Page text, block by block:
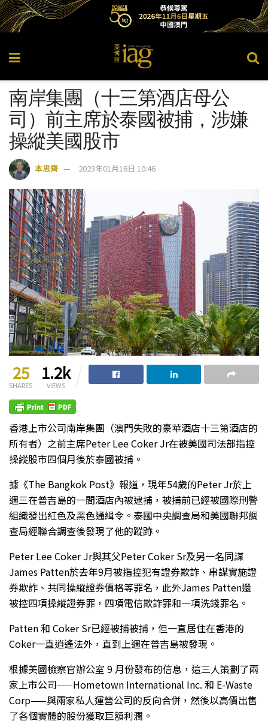
南岸集團（十三第酒店母公
司）前主席於泰國被捕，涉嫌
操縱美國股市
本思齊 2023年01月16日 10:46
25
SHARES
1.2k
VIEWS
香港上市公司南岸集團（澳門失敗的豪華酒店十三第酒店的
所有者）之前主席Peter Lee Coker Jr在被美國司法部指控
操縱股市四個月後於泰國被捕。
據《The Bangkok Post》報道，現年54歲的Peter Jr於上
週三在普吉島的一間酒店內被逮捕，被捕前已經被國際刑警
組織發出紅色及黑色通緝令。泰國中央調查局和美國聯邦調
查局經聯合調查後發現了他的蹤跡。
Peter Lee Coker Jr與其父Peter Coker Sr及另一名同謀
James Patten於去年9月被指控犯有證券欺詐、串謀實施證
券欺詐、共同操縱證券價格等罪名，此外James Patten還
被控四項操縱證券罪，四項電信欺詐罪和一項洗錢罪名。
Patten 和 Coker Sr已經被捕被捕，但一直居住在香港的
Coker一直逍遙法外，直到上週在普吉島被發現。
根據美國檢察官辦公室 9 月份發布的信息，這三人策劃了兩
家上市公司——Hometown International Inc. 和 E-Waste
Corp——與兩家私人運營公司的反向合併，然後以高價出售
了各個實體的股份獲取巨額利潤。